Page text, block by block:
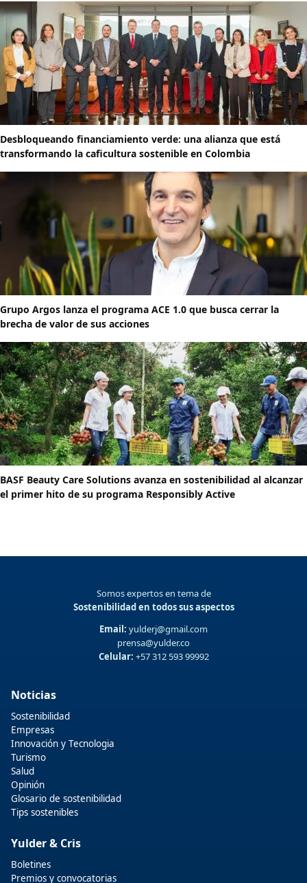
Desbloqueando financiamiento verde: una alianza que está
transformando la caficultura sostenible en Colombia
Grupo Argos lanza el programa ACE 1.0 que busca cerrar la
brecha de valor de sus acciones
BASF Beauty Care Solutions avanza en sostenibilidad al alcanzar
el primer hito de su programa Responsibly Active
Somos expertos en tema de
Sostenibilidad en todos sus aspectos
Email: yulderj@gmail.com
prensa@yulder.co
Celular: +57 312 593 99992
Noticias
Sostenibilidad
Empresas
Innovación y Tecnologia
Turismo
Salud
Opinión
Glosario de sostenibilidad
Tips sostenibles
Yulder & Cris
Boletines
Premios y convocatorias